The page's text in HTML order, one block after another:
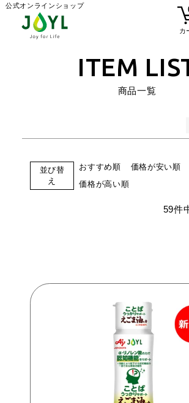
公式オンラインショップ
カ
ITEM
商品一覧
おすすめ順
価格が安い順
価格が高い順
検索
並び替
え
おすすめ順
価格が安い順
価格が高い順
59件